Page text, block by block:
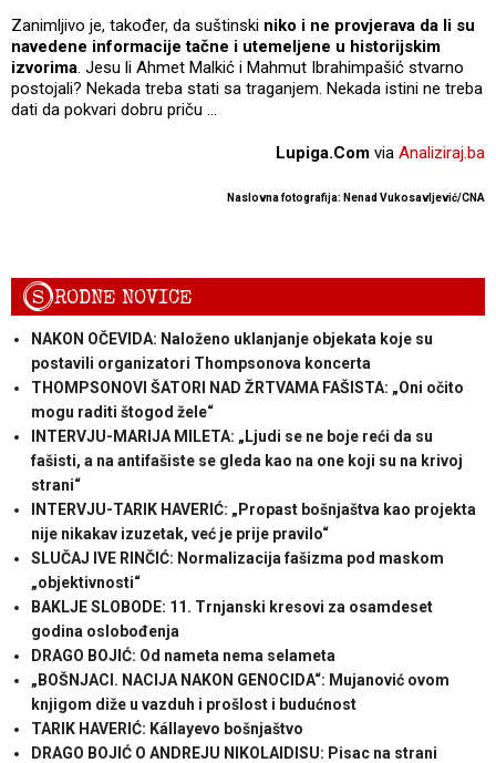
Zanimljivo je, također, da suštinski niko i ne provjerava da li su
navedene informacije tačne i utemeljene u historijskim
izvorima . Jesu li Ahmet Malkić i Mahmut Ibrahimpašić stvarno
postojali? Nekada treba stati sa traganjem. Nekada istini ne treba
dati da pokvari dobru priču …
Lupiga.Com via Analiziraj.ba
Naslovna fotografija: Nenad Vukosavljević/CNA
SRODNE NOVICE
NAKON OČEVIDA: Naloženo uklanjanje objekata koje su
postavili organizatori Thompsonova koncerta
THOMPSONOVI ŠATORI NAD ŽRTVAMA FAŠISTA: „Oni očito
mogu raditi štogod žele“
INTERVJU-MARIJA MILETA: „Ljudi se ne boje reći da su
fašisti, a na antifašiste se gleda kao na one koji su na krivoj
strani“
INTERVJU-TARIK HAVERIĆ: „Propast bošnjaštva kao projekta
nije nikakav izuzetak, već je prije pravilo“
SLUČAJ IVE RINČIĆ: Normalizacija fašizma pod maskom
„objektivnosti“
BAKLJE SLOBODE: 11. Trnjanski kresovi za osamdeset
godina oslobođenja
DRAGO BOJIĆ: ​Od nameta nema selameta
„BOŠNJACI. NACIJA NAKON GENOCIDA“: Mujanović ovom
knjigom diže u vazduh i prošlost i budućnost
TARIK HAVERIĆ: Kállayevo bošnjaštvo
DRAGO BOJIĆ O ANDREJU NIKOLAIDISU: Pisac na strani